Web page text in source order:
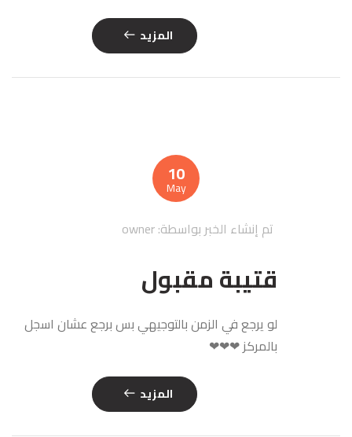
المزيد
10
May
تم إنشاء الخبر بواسطة:
قتيبة مقبول
لو يرجع في الزمن بالتوجيهي بس برجع عشان اسجل
بالمركز ❤❤❤
المزيد